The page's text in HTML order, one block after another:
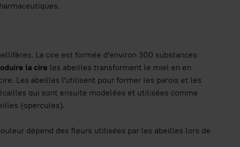
La cire est formée d'environ 300 substances
la cire les abeilles transforment le miel en en
Les abeilles l'utilisent pour former les parois et les
qui sont ensuite modelées et utilisées comme
(opercules).
dépend des fleurs utilisées par les abeilles lors de